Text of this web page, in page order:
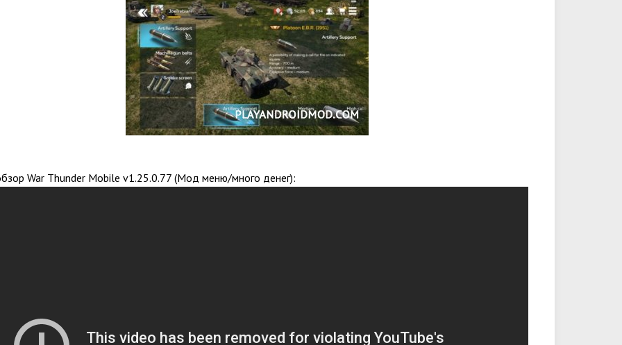
War Thunder Mobile v1.25.0.77 (Мод меню/много денег):